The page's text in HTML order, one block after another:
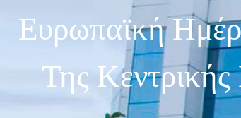
Ευρωπαϊκή
Της